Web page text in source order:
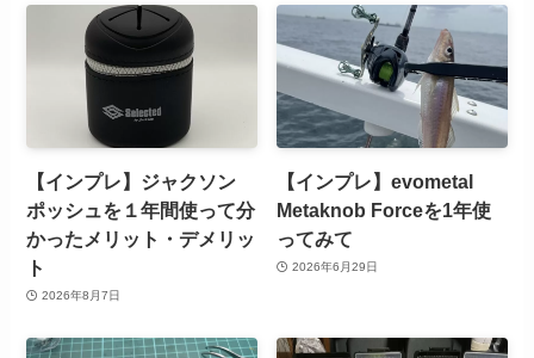
【インプレ】ジャクソン
ポッシュを１年間使って分
かったメリット・デメリッ
ト
2026年8月7日
【インプレ】evometal
Metaknob Forceを1年使
ってみて
2026年6月29日